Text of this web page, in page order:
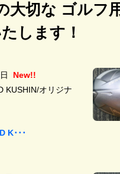
大切な ゴルフ
します！
New!!
KUSHIN/オリジナ
K･･･